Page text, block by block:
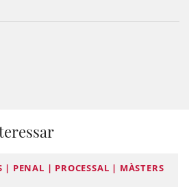
| PENAL | PROCESSAL | MÀSTERS